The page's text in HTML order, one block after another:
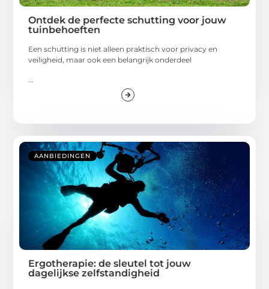
Ontdek de perfecte schutting voor jouw
tuinbehoeften
Een schutting is niet alleen praktisch voor privacy en
veiligheid, maar ook een belangrijk onderdeel
AANBIEDINGEN
Ergotherapie: de sleutel tot jouw
dagelijkse zelfstandigheid